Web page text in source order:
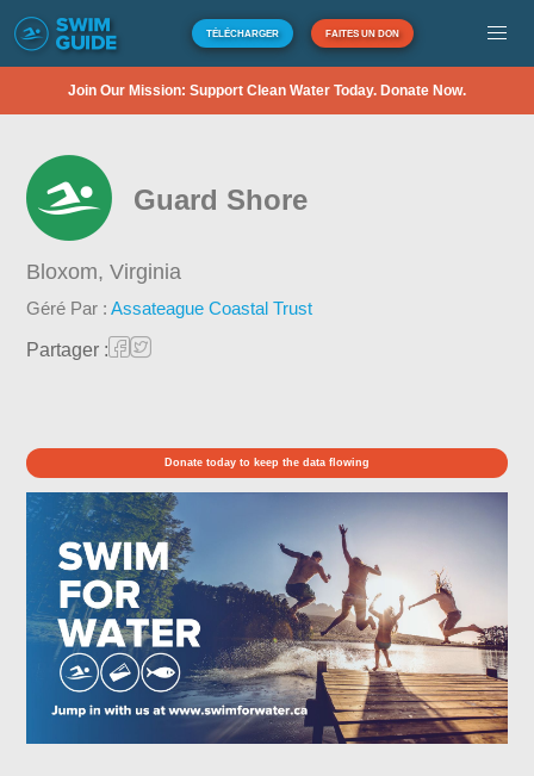
TÉLÉCHARGER FAITES UN DON
Join Our Mission: Support Clean Water Today. Donate Now.
Guard Shore
Bloxom,Virginia
Géré Par :Assateague Coastal Trust
Partager :
Donate today to keep the data flowing